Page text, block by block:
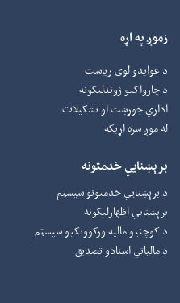
زموږ په اړه
د عوایدو لوی ریاست
د چارواکيو ژوندلیکونه
اداري جوړښت او تشکیلات
له موږ سره اړیکه
برېښنایي خدمتونه
د برېښنايي خدمتونو سیسټم
برېښنايي اظهارلیکونه
د کوچنیو مالیه ورکوونکيو سیسټم
د مالیاتي اسنادو تصدیق